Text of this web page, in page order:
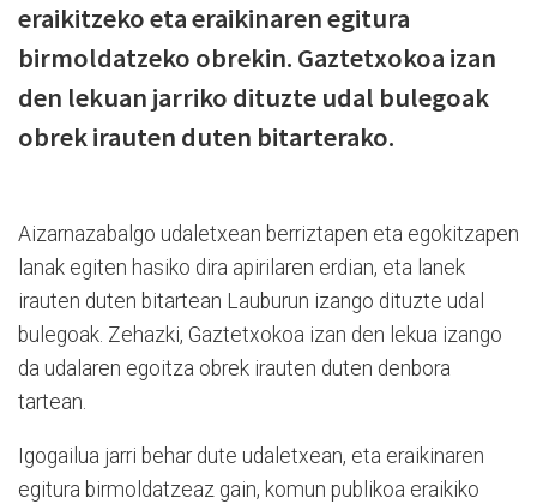
eraikitzeko eta eraikinaren egitura
birmoldatzeko obrekin. Gaztetxokoa izan
den lekuan jarriko dituzte udal bulegoak
obrek irauten duten bitarterako.
Aizarnazabalgo udaletxean berriztapen eta egokitzapen
lanak egiten hasiko dira apirilaren erdian, eta lanek
irauten duten bitartean Lauburun izango dituzte udal
bulegoak. Zehazki, Gaztetxokoa izan den lekua izango
da udalaren egoitza obrek irauten duten denbora
tartean.
Igogailua jarri behar dute udaletxean, eta eraikinaren
egitura birmoldatzeaz gain, komun publikoa eraikiko